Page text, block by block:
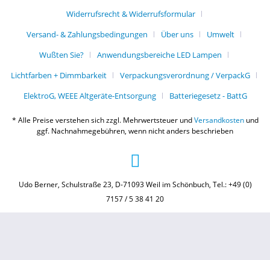
Widerrufsrecht & Widerrufsformular
Versand- & Zahlungsbedingungen
Über uns
Umwelt
Wußten Sie?
Anwendungsbereiche LED Lampen
Lichtfarben + Dimmbarkeit
Verpackungsverordnung / VerpackG
ElektroG, WEEE Altgeräte-Entsorgung
Batteriegesetz - BattG
* Alle Preise verstehen sich zzgl. Mehrwertsteuer undVersandkostenund
ggf. Nachnahmegebühren, wenn nicht anders beschrieben
Udo Berner, Schulstraße 23, D-71093 Weil im Schönbuch, Tel.: +49 (0)
7157 / 5 38 41 20